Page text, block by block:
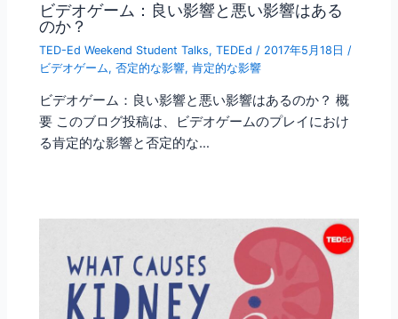
ビデオゲーム：良い影響と悪い影響はある
のか？
TED-Ed Weekend Student Talks,TEDEd / 2017年5月18日 /
ビデオゲーム,否定的な影響,肯定的な影響
ビデオゲーム：良い影響と悪い影響はあるのか？ 概
要 このブログ投稿は、ビデオゲームのプレイにおけ
る肯定的な影響と否定的な…